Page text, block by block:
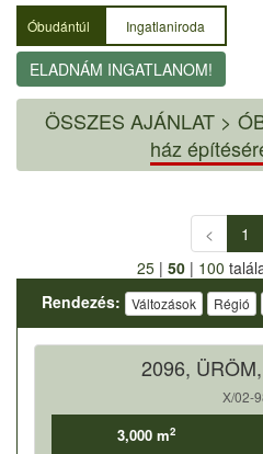
Óbudántúl Ingatlaniroda
ELADNÁM INGATLANOM!
ÖSSZES AJÁNLAT>
ház
< 1
25| 50| 100
Rendezés:
Változások Régió
2096,
X/02-
3,000 m2